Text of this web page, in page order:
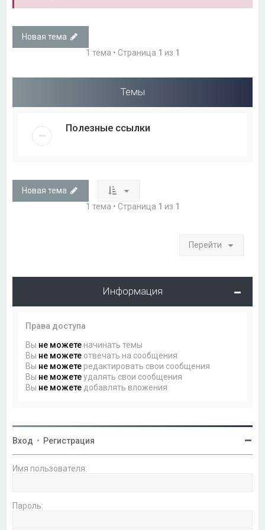
Новая тема
1 тема • Страница 1 из 1
Темы
Полезные ссылки
Новая тема
1 тема • Страница 1 из 1
Перейти
Информация
Права доступа
Вы не можете начинать темы
Вы не можете отвечать на сообщения
Вы не можете редактировать свои сообщения
Вы не можетеудалять свои сообщения
Вы не можете добавлять вложения
Вход • Регистрация
Имя пользователя:
Пароль: